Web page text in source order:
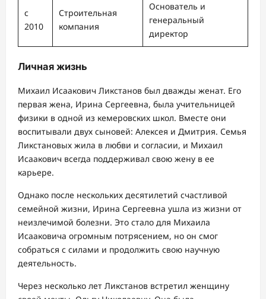
с
2010
Строительная
компания
Основатель и
генеральный
директор
Личная жизнь
Михаил Исаакович Ликстанов был дважды женат. Его
первая жена, Ирина Сергеевна, была учительницей
физики в одной из кемеровских школ. Вместе они
воспитывали двух сыновей: Алексея и Дмитрия. Семья
Ликстановых жила в любви и согласии, и Михаил
Исаакович всегда поддерживал свою жену в ее
карьере.
Однако после нескольких десятилетий счастливой
семейной жизни, Ирина Сергеевна ушла из жизни от
неизлечимой болезни. Это стало для Михаила
Исааковича огромным потрясением, но он смог
собраться с силами и продолжить свою научную
деятельность.
Через несколько лет Ликстанов встретил женщину